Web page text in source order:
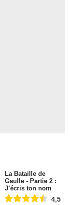
La Bataille de
Gaulle - Partie 2 :
J’écris ton nom
4,5